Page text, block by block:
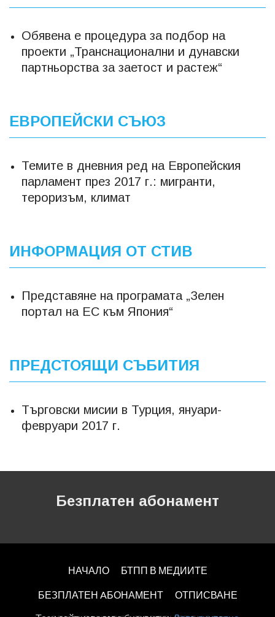
Обявена е процедура за подбор на
проекти „Транснационални и дунавски
партньорства за заетост и растеж“
ЕВРОПЕЙСКИ СЪЮЗ
Темите в дневния ред на Европейския
парламент през 2017 г.: мигранти,
тероризъм, климат
ИНФОРМАЦИЯ ОТ СТИВ
Представяне на програмата „Зелен
портал на ЕС към Япония“
ПРЕДСТОЯЩИ СЪБИТИЯ
Търговски мисии в Турция, януари-
февруари 2017 г.
Безплатен абонамент
НАЧАЛО БТПП В МЕДИИТЕ
БЕЗПЛАТЕН AБОНАМЕНТ ОТПИСВАНЕ